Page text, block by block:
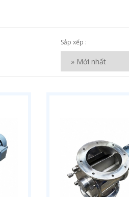
Sắp xếp :